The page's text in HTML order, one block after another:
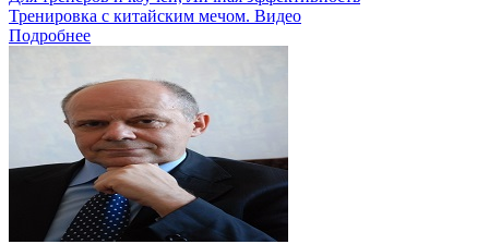
Тренировка с китайским мечом. Видео
Подробнее